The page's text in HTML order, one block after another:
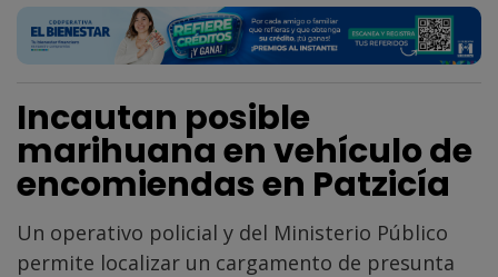
Incautan posible
marihuana en vehículo de
encomiendas en Patzicía
Un operativo policial y del Ministerio Público
permite localizar un cargamento de presunta